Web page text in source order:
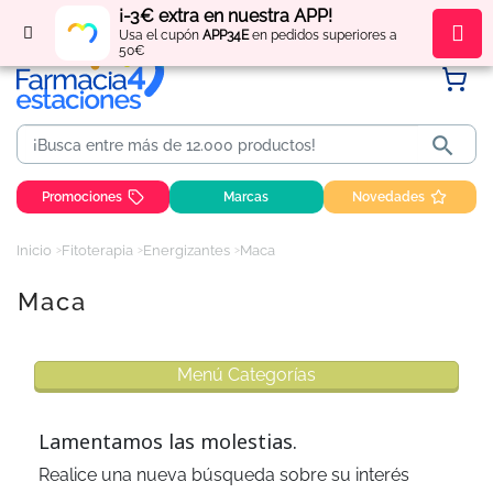
¡-3€ extra en nuestra APP!
Usa el cupón APP34Een pedidos superiores a
50€
Regístratey obténpuntos por tus compras

Promociones Marcas Novedades
Inicio Fitoterapia Energizantes Maca
Maca
Menú Categorías
Lamentamos las molestias.
Realice una nueva búsqueda sobre su interés